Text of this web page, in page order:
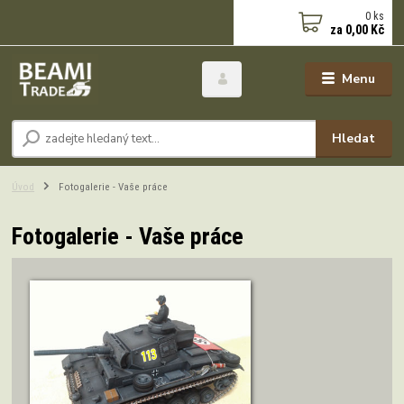
Menu
Hledat
0 ks
za 0,00 Kč
Úvod Fotogalerie - Vaše práce
Fotogalerie - Vaše práce